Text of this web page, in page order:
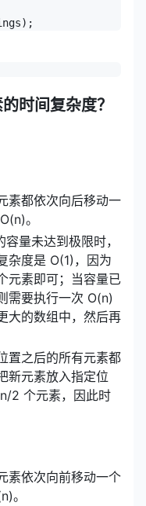
时间复杂度？
素都依次向后移动一
。
容量未达到极限时，
杂度是 O(1)，因为
元素即可；当容量已
需要执行一次 O(n)
大的数组中，然后再
置之后的所有元素都
新元素放入指定位
2 个元素，因此时
素依次向前移动一个
。